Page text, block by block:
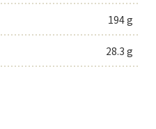
194 g
28.3 g